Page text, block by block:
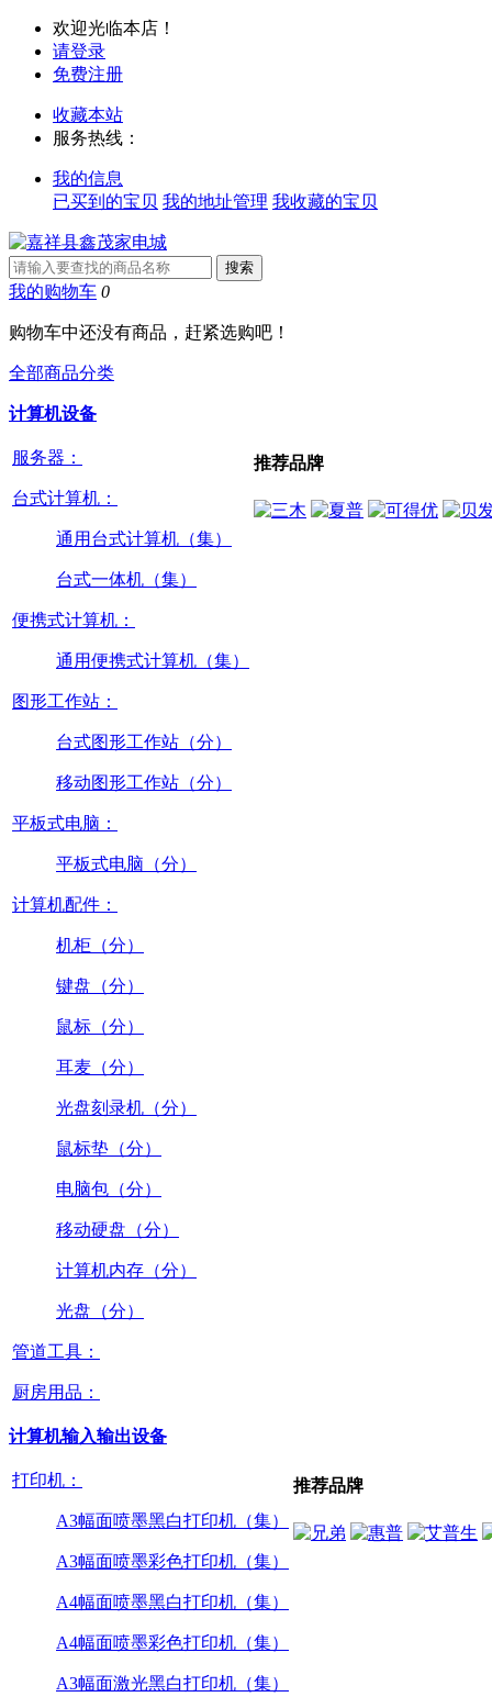
欢迎光临本店！
请登录
免费注册
收藏本站
服务热线：
我的信息
已买到的宝贝 我的地址管理 我收藏的宝贝
我的购物车 0
购物车中还没有商品，赶紧选购吧！
全部商品分类
计算机设备
服务器：
台式计算机：
通用台式计算机（集）
台式一体机（集）
便携式计算机：
通用便携式计算机（集）
图形工作站：
台式图形工作站（分）
移动图形工作站（分）
平板式电脑：
平板式电脑（分）
计算机配件：
机柜（分）
键盘（分）
鼠标（分）
耳麦（分）
光盘刻录机（分）
鼠标垫（分）
电脑包（分）
移动硬盘（分）
计算机内存（分）
光盘（分）
管道工具：
厨房用品：
推荐品牌
计算机输入输出设备
打印机：
A3幅面喷墨黑白打印机（集）
A3幅面喷墨彩色打印机（集）
A4幅面喷墨黑白打印机（集）
A4幅面喷墨彩色打印机（集）
A3幅面激光黑白打印机（集）
推荐品牌